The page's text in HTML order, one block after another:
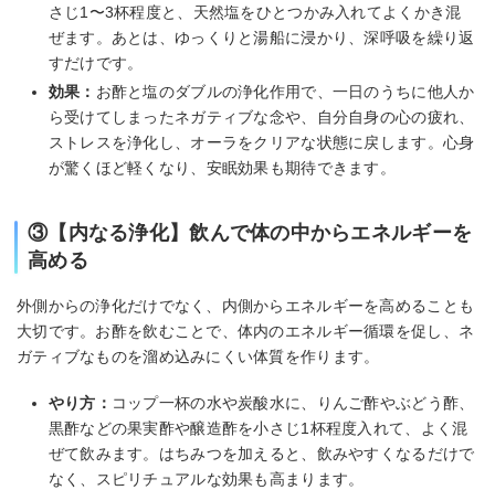
さじ1〜3杯程度と、天然塩をひとつかみ入れてよくかき混
ぜます。あとは、ゆっくりと湯船に浸かり、深呼吸を繰り返
すだけです。
効果： お酢と塩のダブルの浄化作用で、一日のうちに他人か
ら受けてしまったネガティブな念や、自分自身の心の疲れ、
ストレスを浄化し、オーラをクリアな状態に戻します。心身
が驚くほど軽くなり、安眠効果も期待できます。
③【内なる浄化】飲んで体の中からエネルギーを
高める
外側からの浄化だけでなく、内側からエネルギーを高めることも
大切です。お酢を飲むことで、体内のエネルギー循環を促し、ネ
ガティブなものを溜め込みにくい体質を作ります。
やり方： コップ一杯の水や炭酸水に、りんご酢やぶどう酢、
黒酢などの果実酢や醸造酢を小さじ1杯程度入れて、よく混
ぜて飲みます。はちみつを加えると、飲みやすくなるだけで
なく、スピリチュアルな効果も高まります。